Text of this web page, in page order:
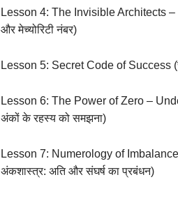
Lesson 4: The Invisible Architects
और मेच्योरिटी नंबर)
Lesson 5: Secret Code of Success
Lesson 6: The Power of Zero –
अंकों के रहस्य को समझना)
Lesson 7: Numerology of
अंकशास्त्र: अति और संघर्ष का प्रबंधन)